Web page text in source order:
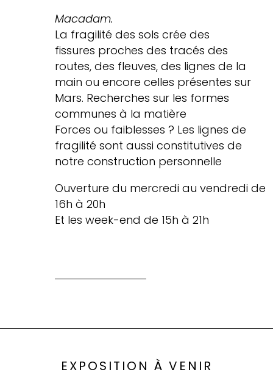
Macadam.
La fragilité des sols crée des
fissures proches des tracés des
routes, des fleuves, des lignes de la
main ou encore celles présentes sur
Mars. Recherches sur les formes
communes à la matière
Forces ou faiblesses ? Les lignes de
fragilité sont aussi constitutives de
notre construction personnelle
Ouverture du mercredi au vendredi de
16h à 20h
Et les week-end de 15h à 21h
EXPOSITION À VENIR